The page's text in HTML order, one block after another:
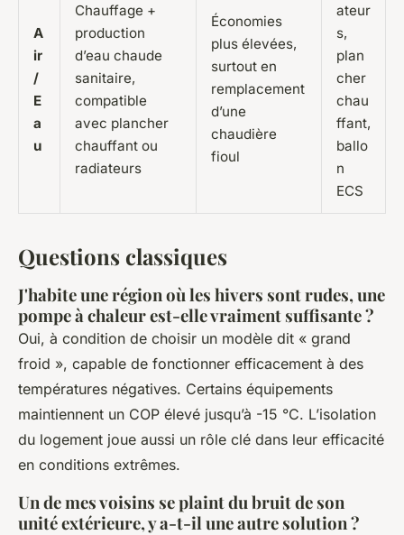
A
ir
/
E
a
u
Chauffage +
production
d’eau chaude
sanitaire,
compatible
avec plancher
chauffant ou
radiateurs
Économies
plus élevées,
surtout en
remplacement
d’une
chaudière
fioul
ateur
s,
plan
cher
chau
ffant,
ballo
n
ECS
Questions classiques
J'habite une région où les hivers sont rudes, une
pompe à chaleur est-elle vraiment suffisante ?
Oui, à condition de choisir un modèle dit « grand
froid », capable de fonctionner efficacement à des
températures négatives. Certains équipements
maintiennent un COP élevé jusqu’à -15 °C. L’isolation
du logement joue aussi un rôle clé dans leur efficacité
en conditions extrêmes.
Un de mes voisins se plaint du bruit de son
unité extérieure, y a-t-il une autre solution ?